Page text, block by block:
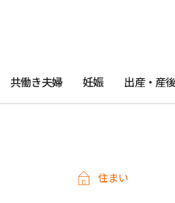
共働き夫婦 妊娠 出産・産
住まい